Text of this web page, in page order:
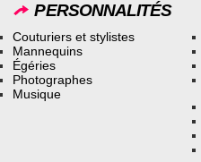
PERSONNALITÉS
Couturiers et stylistes
Mannequins
Égéries
Photographes
Musique